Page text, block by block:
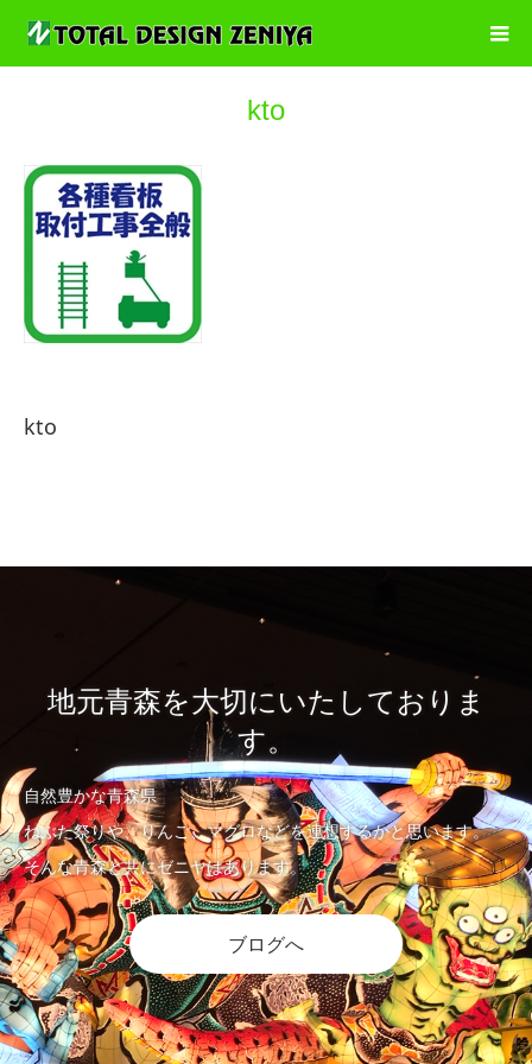
kto
kto
地元青森を大切にいたしておりま
す。
自然豊かな青森県
ねぶた祭りや、りんご、マグロなどを連想するかと思います。
そんな青森と共にゼニヤはあります。
ブログへ